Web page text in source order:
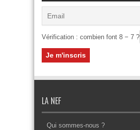
Vérification : combien font 8 − 7 ?
LA NEF
Qui sommes-nous ?